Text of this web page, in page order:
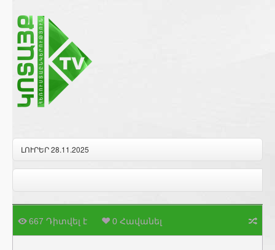
ԼՈՒՐԵՐ 28.11.2025
667 Դիտվել է 0 Հավանել